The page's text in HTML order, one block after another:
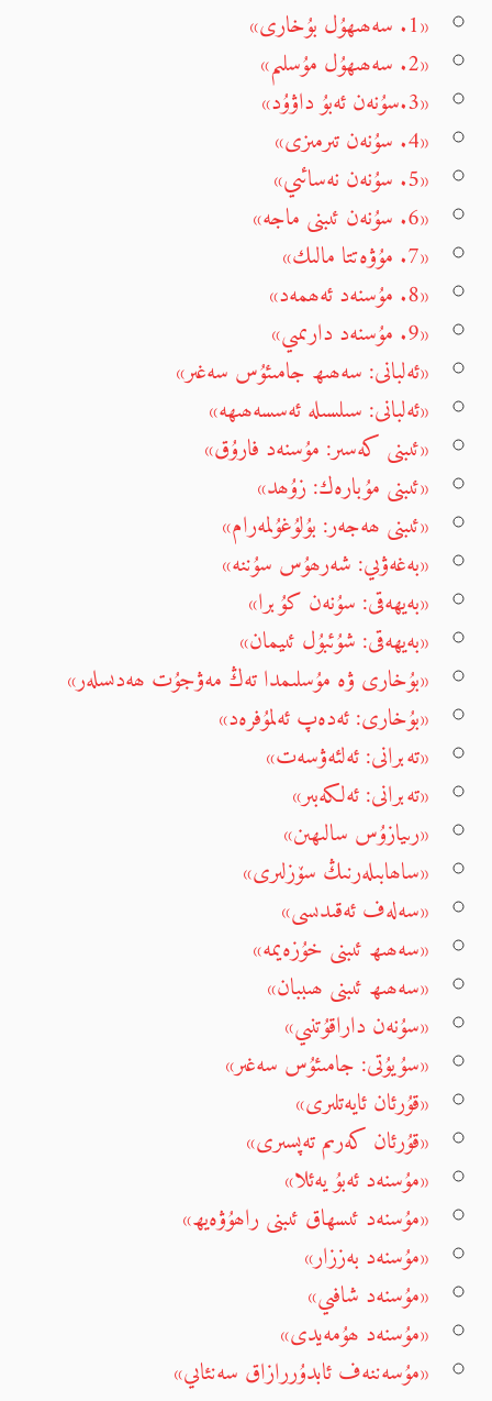
«1. سەھىھۇل بۇخارى»
«2. سەھىھۇل مۇسلىم»
«3.سۇنەن ئەبۇ داۋۇد»
«4. سۇنەن تىرمىزى»
«5. سۇنەن نەسائىي»
«6. سۇنەن ئىبنى ماجە»
«7. مۇۋەتتا مالىك»
«8. مۇسنەد ئەھمەد»
«9. مۇسنەد دارىمىي»
«ئەلبانى: سەھىھ جامىئۇس سەغىر»
«ئەلبانى: سىلسىلە ئەسسەھىھە»
«ئىبنى كەسىر: مۇسنەد فارۇق»
«ئىبنى مۇبارەك: زۇھد»
«ئىبنى ھەجەر: بۇلۇغۇلمەرام»
«بەغەۋىي: شەرھۇس سۇننە»
«بەيھەقى: سۇنەن كۇبرا»
«بەيھەقى: شۇئبۇل ئىيمان»
«بۇخارى ۋە مۇسلىمدا تەڭ مەۋجۇت ھەدىسلەر»
«بۇخارى: ئەدەپ ئەلمۇفرەد»
«تەبرانى: ئەلئەۋسەت»
«تەبرانى: ئەلكەبىر»
«رىيازۇس سالىھىن»
«ساھابىلەرنىڭ سۆزلىرى»
«سەلەف ئەقىدىسى»
«سەھىھ ئىبنى خۇزەيمە»
«سەھىھ ئىبنى ھىببان»
«سۇنەن داراقۇتنىي»
«سۇيۇتى: جامىئۇس سەغىر»
«قۇرئان ئايەتلىرى»
«قۇرئان كەرىم تەپسىرى»
«مۇسنەد ئەبۇ يەئلا»
«مۇسنەد ئىسھاق ئىبنى راھۇۋەيھ»
«مۇسنەد بەززار»
«مۇسنەد شافىي»
«مۇسنەد ھۇمەيدى»
«مۇسەننەف ئابدۇررازاق سەنئاىي»